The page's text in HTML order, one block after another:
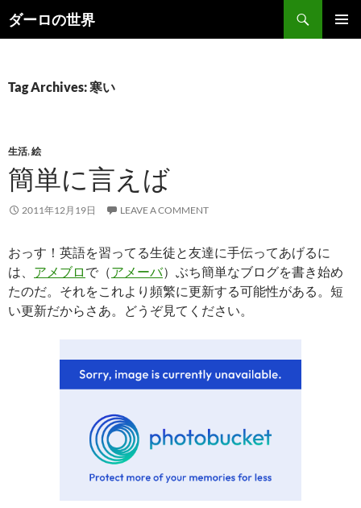
Skip
toダーロの世界
Search
Tag Archives: 寒い
生活,絵
簡単に言えば
2011年12月19日 LEAVE A COMMENT
おっす！英語を習ってる生徒と友達に手伝ってあげるに
は、 アメブロ で（アメーバ）ぶち簡単なブログを書き始め
たのだ。それをこれより頻繁に更新する可能性がある。短
い更新だからさあ。どうぞ見てください。